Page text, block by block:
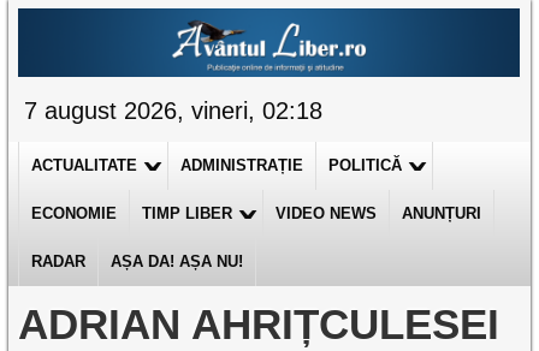
7 august 2026, vineri, 02:18
ACTUALITATE ADMINISTRAȚIE POLITICĂ
ECONOMIE TIMP LIBER VIDEO NEWS ANUNȚURI
RADAR AȘA DA! AȘA NU!
ADRIAN AHRIȚCULESEI